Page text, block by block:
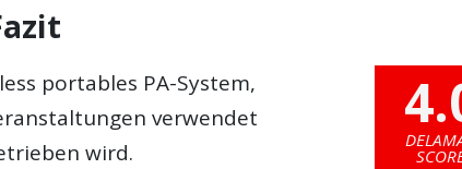
portables PA-System,
verwendet
wird.